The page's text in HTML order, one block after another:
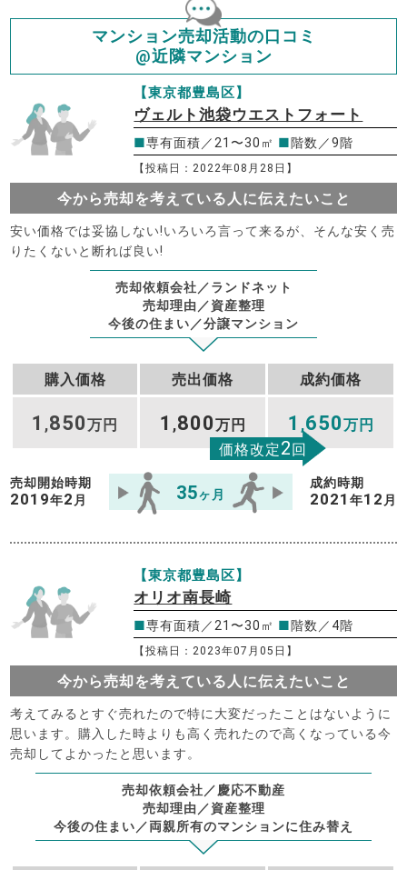
マンション売却活動の口コミ
@近隣マンション
【東京都豊島区】
ヴェルト池袋ウエストフォート
■専有面積／21〜30㎡ ■階数／9階
【投稿日：2022年08月28日】
今から売却を考えている人に伝えたいこと
安い価格では妥協しない!いろいろ言って来るが、そんな安く売
りたくないと断れば良い!
売却依頼会社／ランドネット
売却理由／資産整理
今後の住まい／分譲マンション
購入価格 売出価格 成約価格
1 ,850万円 1 ,800万円 1 ,650万円
価格改定2回
売却開始時期
2019年2 月 35ヶ月
成約時期
2021 年12 月
【東京都豊島区】
オリオ南長崎
■専有面積／21〜30㎡ ■階数／4階
【投稿日：2023年07月05日】
今から売却を考えている人に伝えたいこと
考えてみるとすぐ売れたので特に大変だったことはないように
思います。購入した時よりも高く売れたので高くなっている今
売却してよかったと思います。
売却依頼会社／慶応不動産
売却理由／資産整理
今後の住まい／両親所有のマンションに住み替え